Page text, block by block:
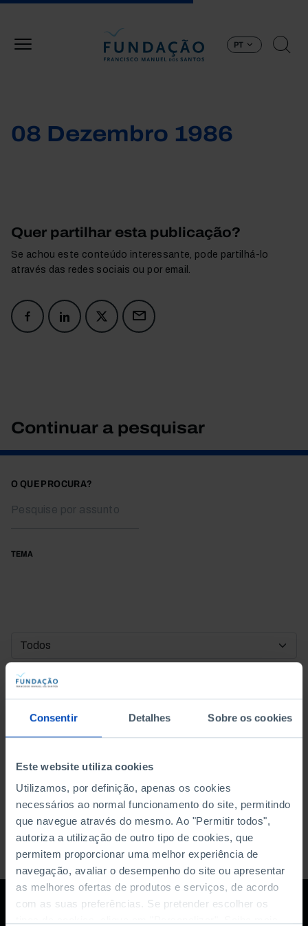
Consentir Detalhes Sobre os cookies
Este website utiliza cookies
Utilizamos, por definição, apenas os cookies
necessários ao normal funcionamento do site, permitindo
que navegue através do mesmo. Ao "Permitir todos",
autoriza a utilização de outro tipo de cookies, que
permitem proporcionar uma melhor experiência de
navegação, avaliar o desempenho do site ou apresentar
as melhores ofertas de produtos e serviços, de acordo
com as suas preferências. Se pretender escolher os
PT
08 Dezembro 1986
Quer partilhar esta publicação?
Se achou este conteúdo interessante, pode partilhá-lo
através das redes sociais ou por email.
Continuar a pesquisar
O QUE PROCURA?
TEMA
DATA DE INÍCIO
DATA DE FIM